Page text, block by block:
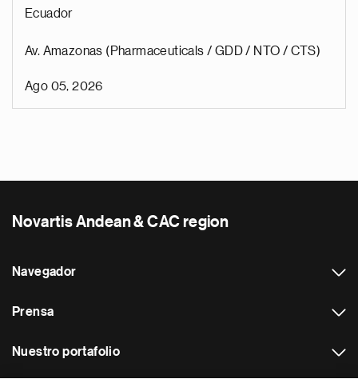
Ecuador
Av. Amazonas (Pharmaceuticals / GDD / NTO / CTS)
Ago 05, 2026
Novartis Andean & CAC region
Navegador
Prensa
Nuestro portafolio